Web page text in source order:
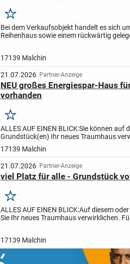
Merken
Bei dem Verkaufsobjekt handelt es sich
Reihenhaus sowie einem rückwärtig
17139 Malchin
21.07.2026 Partner-Anzeige
NEU großes Energiespar-Haus
vorhanden
Merken
ALLES AUF EINEN BLICK:Sie können auf
Grundstück(en) Ihr neues Traumhaus
einfach bei mir melden oder eine Anfrage
17139 Malchin
21.07.2026 Partner-Anzeige
viel Platz für alle - Grundstück
Merken
ALLES AUF EINEN BLICK:Auf diesem
Sie Ihr neues Traumhaus verwirklichen.
17139 Malchin